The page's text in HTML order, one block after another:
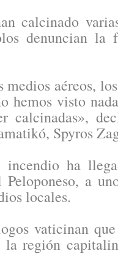
calcinado
denuncian la
medios aéreos,
hemos visto
calcinadas»,
Spyros
ha
Peloponeso, a
locales.
vaticinan
la región